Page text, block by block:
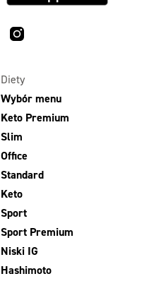
Diety
Wybór menu
Keto Premium
Slim
Office
Standard
Keto
Sport
Sport Premium
Niski IG
Hashimoto